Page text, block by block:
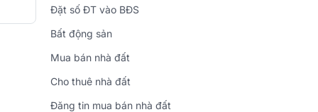
Đặt số ĐT vào BĐS
Bất động sản
Mua bán nhà đất
Cho thuê nhà đất
Đăng tin mua bán nhà đất